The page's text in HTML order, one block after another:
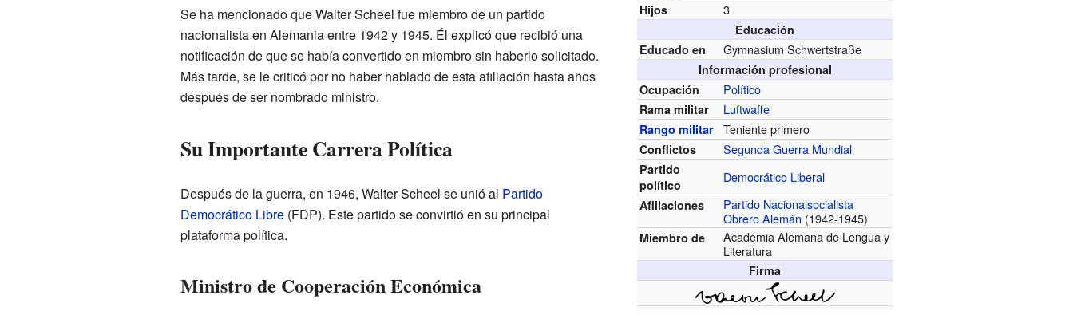
Hijos 3
Educación
Educado en
Gymnasium Schwertstraße
Información profesional
Ocupación
Político
Rama militar Luftwaffe
Rango militar Teniente primero
Conflictos Segunda Guerra Mundial
Partido
político
Democrático Liberal
Afiliaciones
Partido Nacionalsocialista
Obrero Alemán (1942-1945)
Miembro de
Academia Alemana de Lengua y
Literatura
Firma
Se ha mencionado que Walter Scheel fue miembro de un partido
nacionalista en Alemania entre 1942 y 1945. Él explicó que recibió una
notificación de que se había convertido en miembro sin haberlo solicitado.
Más tarde, se le criticó por no haber hablado de esta afiliación hasta años
después de ser nombrado ministro.
Su Importante Carrera Política
Después de la guerra, en 1946, Walter Scheel se unió al Partido
Democrático Libre(FDP). Este partido se convirtió en su principal
plataforma política.
Ministro de Cooperación Económica